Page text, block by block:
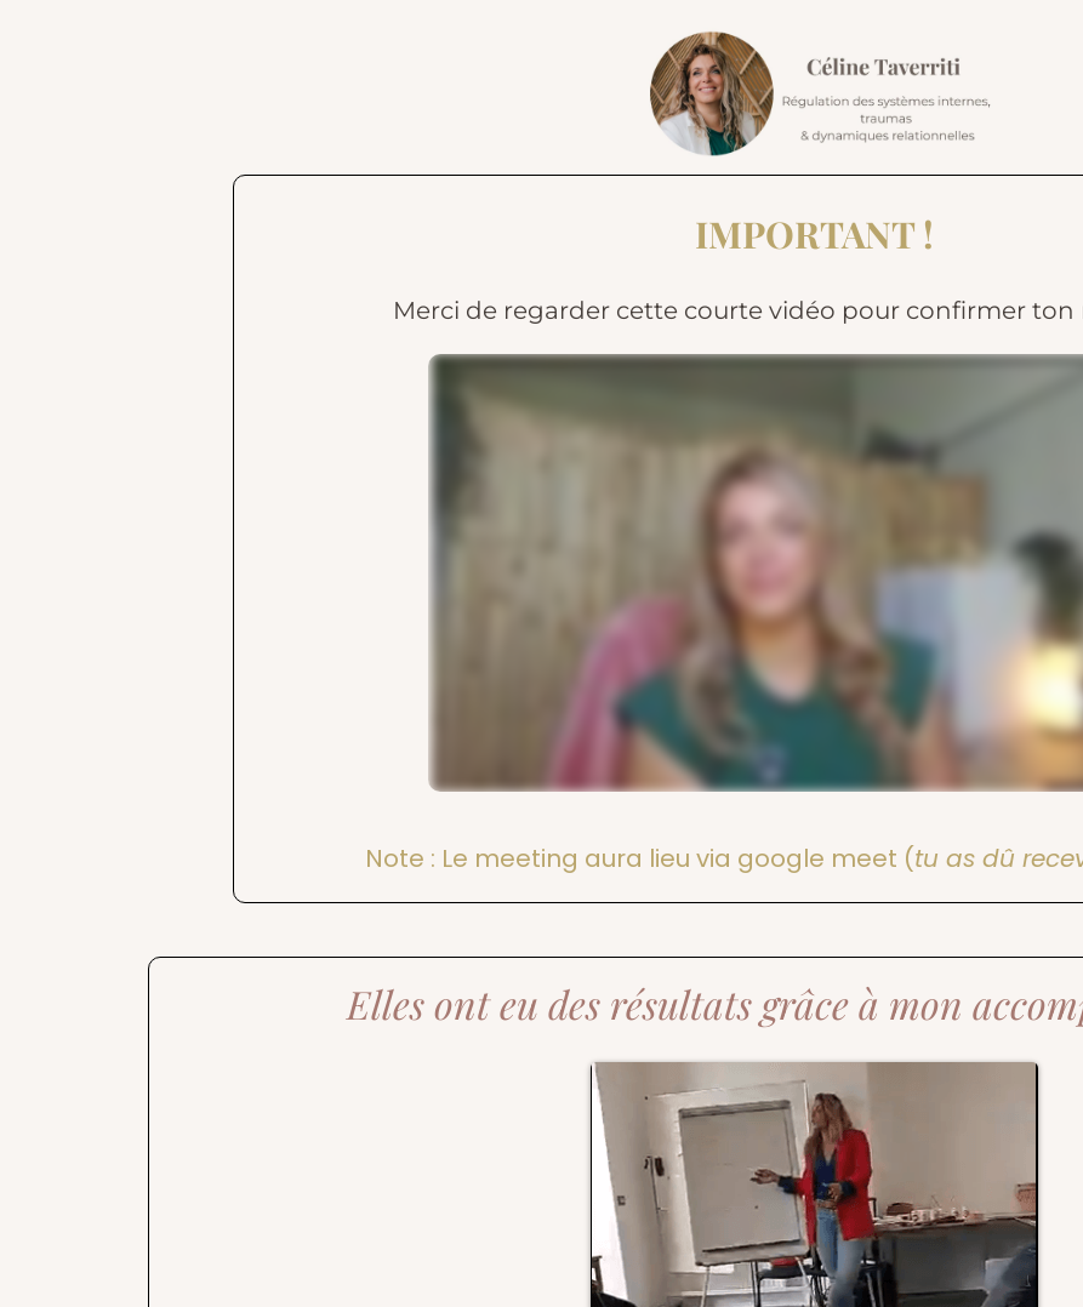
IMPORTANT !
Merci de regarder cette courte vidéo pour confirmer ton
Note : Le meeting aura lieu via google meet (tu as dû
Elles ont eu des résultats grâce à mon